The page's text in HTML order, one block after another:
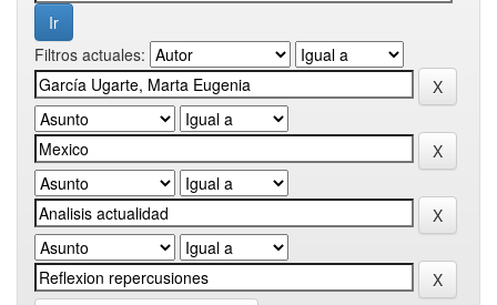
Filtros actuales: